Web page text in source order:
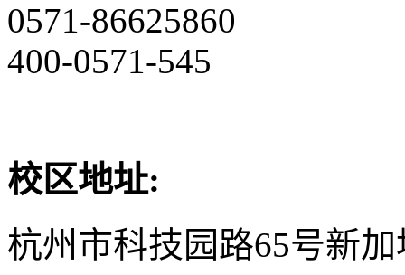
0571-86625860
400-0571-545
校区地址:
杭州市科技园路65号新